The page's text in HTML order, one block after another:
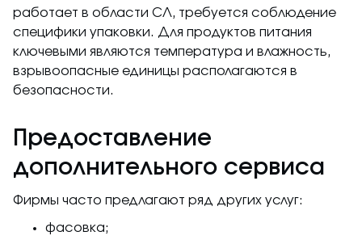
работает в области СЛ, требуется соблюдение
специфики упаковки. Для продуктов питания
ключевыми являются температура и влажность,
взрывоопасные единицы располагаются в
безопасности.
Предоставление
дополнительного сервиса
Фирмы часто предлагают ряд других услуг:
фасовка;